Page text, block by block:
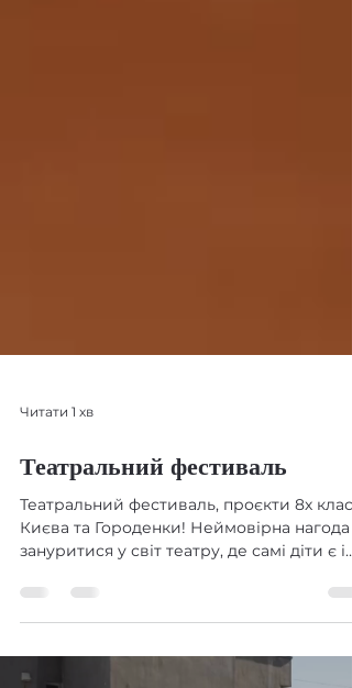
Читати 1 хв
Театральний фестиваль
Театральний фестиваль, проєкти 8х
зануритися у світ театру, де самі діти є і
акторами і...